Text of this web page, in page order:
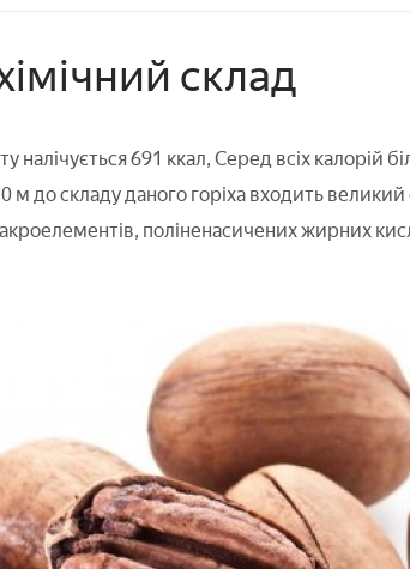
склад
налічується 691 ккал, Серед всіх калорій
до складу даного горіха входить великий
поліненасичених жирних